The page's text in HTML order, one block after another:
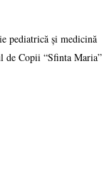
pediatrică și medicină
de Copii “Sfinta Maria”